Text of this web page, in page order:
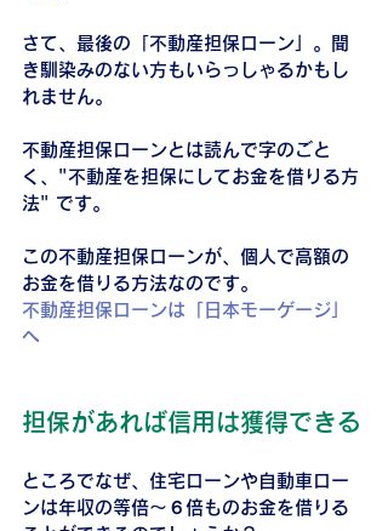
さて、最後の「不動産担保ローン」。聞
き馴染みのない方もいらっしゃるかもし
れません。
不動産担保ローンとは読んで字のごと
く、"不動産を担保にしてお金を借りる方
法" です。
この不動産担保ローンが、個人で高額の
お金を借りる方法なのです。
不動産担保ローンは「日本モーゲージ」
へ
担保があれば信用は獲得できる
ところでなぜ、住宅ローンや自動車ロー
ンは年収の等倍～６倍ものお金を借りる